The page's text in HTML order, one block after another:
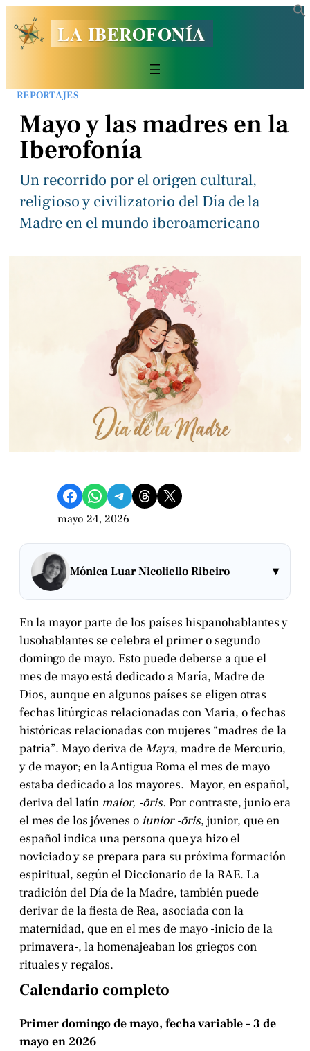
LA IBEROFONÍA
REPORTAJES
Mayo y las madres en la
Iberofonía
Un recorrido por el origen cultural,
religioso y civilizatorio del Día de la
Madre en el mundo iberoamericano
Compartir en Facebook Compartir en WhatsApp Compartir en Telegram Share on Threads Compartir en X
mayo 24, 2026
Mónica Luar Nicoliello Ribeiro ▾
En la mayor parte de los países hispanohablantes y
lusohablantes se celebra el primer o segundo
domingo de mayo. Esto puede deberse a que el
mes de mayo está dedicado a María, Madre de
Dios, aunque en algunos países se eligen otras
fechas litúrgicas relacionadas con Maria, o fechas
históricas relacionadas con mujeres “madres de la
patria”. Mayo deriva deMaya, madre de Mercurio,
y de mayor; en la Antigua Roma el mes de mayo
estaba dedicado a los mayores. Mayor, en español,
deriva del latínmaior, -ōris. Por contraste, junio era
el mes de los jóvenes oiunior -ōris, junior, que en
español indica una persona que ya hizo el
noviciado y se prepara para su próxima formación
espiritual, según el Diccionario de la RAE. La
tradición del Día de la Madre, también puede
derivar de la fiesta de Rea, asociada con la
maternidad, que en el mes de mayo -inicio de la
primavera-, la homenajeaban los griegos con
rituales y regalos.
Calendario completo
Primer domingo de mayo, fecha variable – 3 de
mayo en 2026